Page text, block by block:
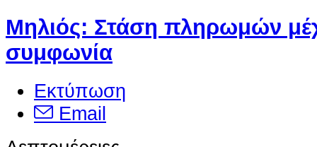
Μηλιός: Στάση πληρωμών
συμφωνία
Εκτύπωση
Email